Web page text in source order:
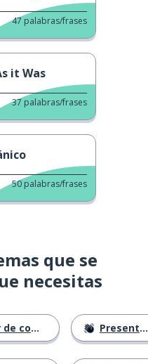
47 palabras/frases
it Was
37 palabras/frases
50 palabras/frases
que se
necesitas
compras Presentándose